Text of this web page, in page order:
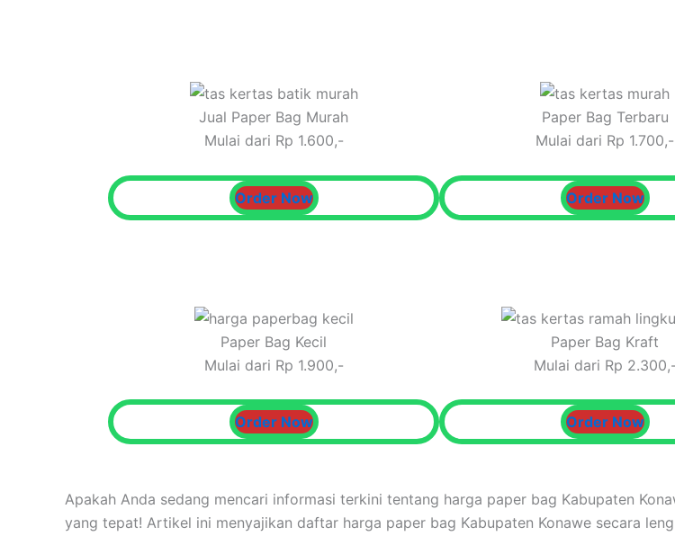
Jual Paper Bag Murah
Mulai dari Rp 1.600,-
Order Now
Paper Bag Terbaru
Mulai dari Rp 1.700,-
Order Now
Paper Bag Kecil
Mulai dari Rp 1.900,-
Order Now
Paper Bag Kraft
Mulai dari Rp 2.300,-
Order Now
Apakah Anda sedang mencari informasi terkini tentang harga paper bag Kabupaten
yang tepat! Artikel ini menyajikan daftar harga paper bag Kabupaten Konawe secara